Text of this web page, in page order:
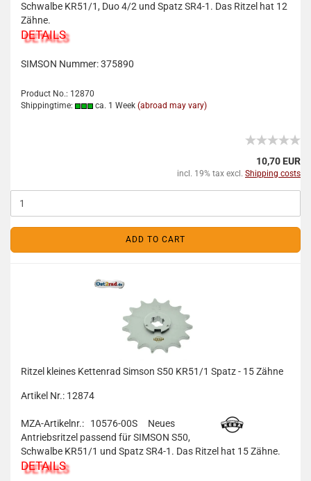
Schwalbe KR51/1, Duo 4/2 und Spatz SR4-1. Das Ritzel hat 12
Zähne.
DETAILS
SIMSON Nummer:375890
Product No.: 12870
Shippingtime:
ca. 1 Week (abroad may vary)
10,70 EUR
incl. 19% tax excl. Shipping costs
ADD TO CART
Ritzel kleines Kettenrad Simson S50 KR51/1 Spatz - 15 Zähne
Artikel Nr.: 12874
MZA-Artikelnr.: 10576-00S
Neues
Antriebsritzel passend für SIMSON S50,
Schwalbe KR51/1 und Spatz SR4-1. Das Ritzel hat 15 Zähne.
DETAILS